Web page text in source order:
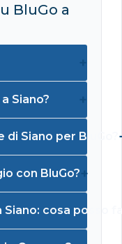
BluGo a
+
Siano? +
Siano per BluGo?
con BluGo?+
Siano: cosa posso